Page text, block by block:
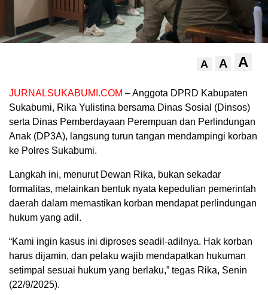
A A A
JURNALSUKABUMI.COM – Anggota DPRD Kabupaten
Sukabumi, Rika Yulistina bersama Dinas Sosial (Dinsos)
serta Dinas Pemberdayaan Perempuan dan Perlindungan
Anak (DP3A), langsung turun tangan mendampingi korban
ke Polres Sukabumi.
Langkah ini, menurut Dewan Rika, bukan sekadar
formalitas, melainkan bentuk nyata kepedulian pemerintah
daerah dalam memastikan korban mendapat perlindungan
hukum yang adil.
“Kami ingin kasus ini diproses seadil-adilnya. Hak korban
harus dijamin, dan pelaku wajib mendapatkan hukuman
setimpal sesuai hukum yang berlaku,” tegas Rika, Senin
(22/9/2025).